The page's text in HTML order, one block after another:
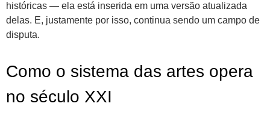
históricas — ela está inserida em uma versão atualizada
delas. E, justamente por isso, continua sendo um campo de
disputa.
Como o sistema das artes opera
no século XXI